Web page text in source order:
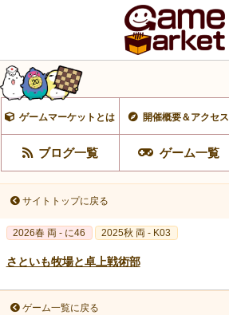
ゲームマーケットとは 開催概要＆アクセス
ブログ一覧 ゲーム一覧
サイトトップに戻る
2026春 両 - に46 2025秋 両 - K03
さといも牧場と卓上戦術部
ゲーム一覧に戻る